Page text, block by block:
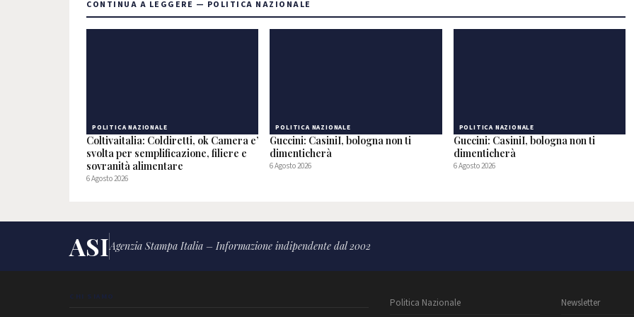
CONTINUA A LEGGERE — POLITICA NAZIONALE
POLITICA NAZIONALE
Coltivaitalia: Coldiretti, ok Camera e’
svolta per semplificazione, filiere e
sovranità alimentare
6 Agosto 2026
POLITICA NAZIONALE
Guccini: CasiniI, bologna non ti
dimenticherà
6 Agosto 2026
POLITICA NAZIONALE
Guccini: CasiniI, bologna non ti
dimenticherà
6 Agosto 2026
ASIAgenzia Stampa Italia – Informazione indipendente dal 2002
CHI SIAMO
Politica Nazionale Newsletter